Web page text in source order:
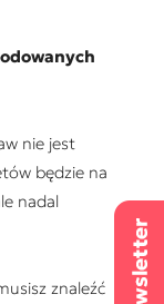
nie jest
będzie na
nadal
znaleźć